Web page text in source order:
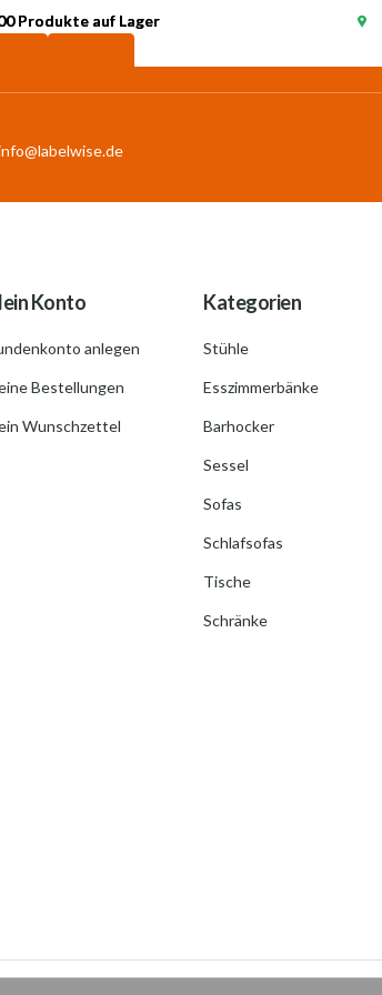
Produkte auf Lager
Produkte auf Lager
Konto
anlegen
Bestellungen
Wunschzettel
Kategorien
Stühle
Esszimmerbänke
Barhocker
Sessel
Sofas
Schlafsofas
Tische
Schränke